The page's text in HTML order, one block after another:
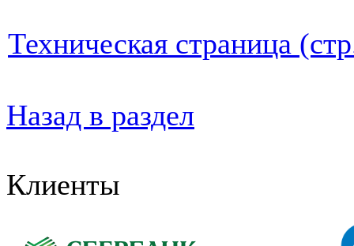
Техническая страница
Назад в раздел
Клиенты